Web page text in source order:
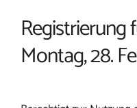
Registrierung
Montag, 28.